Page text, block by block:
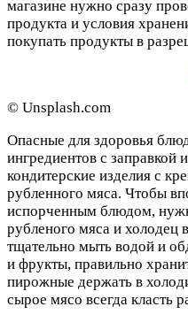
магазине нужно сразу
продукта и условия
покупать продукты в
© Unsplash.com
Опасные для здоровья
ингредиентов с заправкой
кондитерские изделия с
рубленного мяса. Чтобы
испорченным блюдом,
рубленого мяса и холодец
тщательно мыть водой и
и фрукты, правильно
пирожные держать в
сырое мясо всегда класть